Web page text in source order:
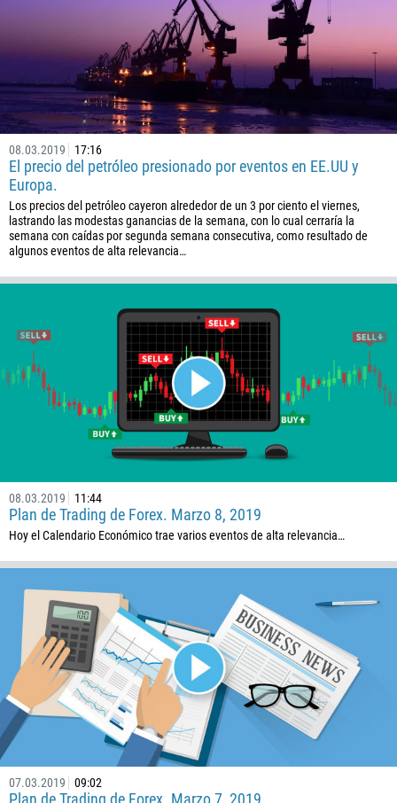
08.03.2019 17:16
El precio del petróleo presionado por eventos en EE.UU y
Europa.
Los precios del petróleo cayeron alrededor de un 3 por ciento el viernes,
lastrando las modestas ganancias de la semana, con lo cual cerraría la
semana con caídas por segunda semana consecutiva, como resultado de
algunos eventos de alta relevancia…
08.03.2019 11:44
Plan de Trading de Forex. Marzo 8, 2019
Hoy el Calendario Económico trae varios eventos de alta relevancia…
07.03.2019 09:02
Plan de Trading de Forex. Marzo 7, 2019